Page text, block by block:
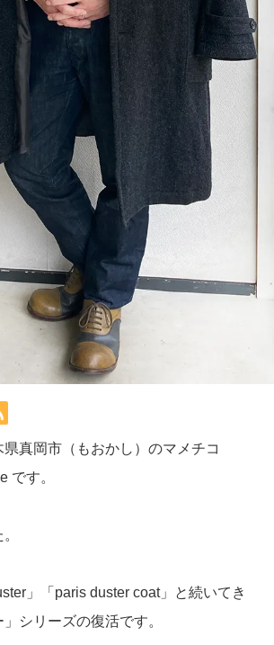
真岡市（もおかし）のマメチコ
です。
」「paris duster coat」と続いてき
シリーズの復活です。